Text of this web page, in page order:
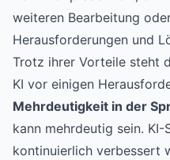
weiteren Bearbeitung
Herausforderungen und
Trotz ihrer Vorteile steht
KI vor einigen
Mehrdeutigkeit in der
kann mehrdeutig sein. KI-
kontinuierlich verbessert